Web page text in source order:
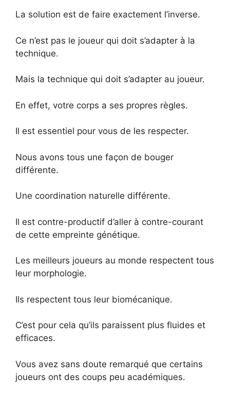
La solution est de faire exactement l’inverse.
Ce n’est pas le joueur qui doit s’adapter à la
technique.
Mais la technique qui doit s’adapter au joueur.
En effet, votre corps a ses propres règles.
Il est essentiel pour vous de les respecter.
Nous avons tous une façon de bouger
différente.
Une coordination naturelle différente.
Il est contre-productif d’aller à contre-courant
de cette empreinte génétique.
Les meilleurs joueurs au monde respectent tous
leur morphologie.
Ils respectent tous leur biomécanique.
C’est pour cela qu’ils paraissent plus fluides et
efficaces.
Vous avez sans doute remarqué que certains
joueurs ont des coups peu académiques.